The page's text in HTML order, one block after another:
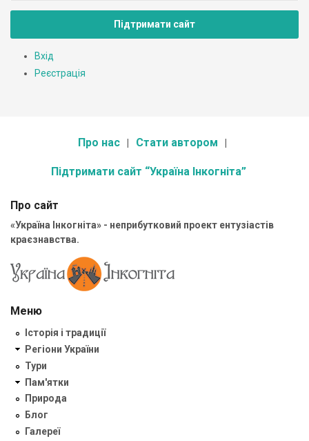
Підтримати сайт
Вхід
Реєстрація
Про нас Стати автором
Підтримати сайт “Україна Інкогніта”
Про сайт
«Україна Інкогніта» - неприбутковий проект ентузіастів
краєзнавства.
Меню
Історія і традиції
Регіони України
Тури
Пам'ятки
Природа
Блог
Галереї